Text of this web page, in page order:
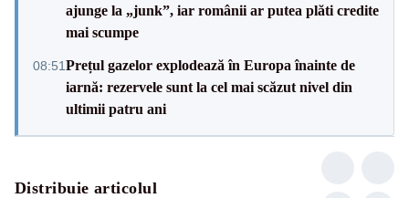
ajunge la „junk”, iar românii ar putea plăti credite
mai scumpe
08:51Prețul gazelor explodează în Europa înainte de
iarnă: rezervele sunt la cel mai scăzut nivel din
ultimii patru ani
Distribuie articolul